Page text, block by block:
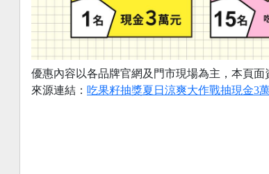
優惠內容以各品牌官網及門市現場為主，本頁面
來源連結： 吃果籽抽獎夏日涼爽大作戰抽現金3